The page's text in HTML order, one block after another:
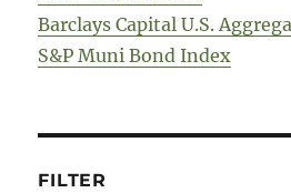
Barclays Capital U.S.
S&P Muni Bond Index
FILTER